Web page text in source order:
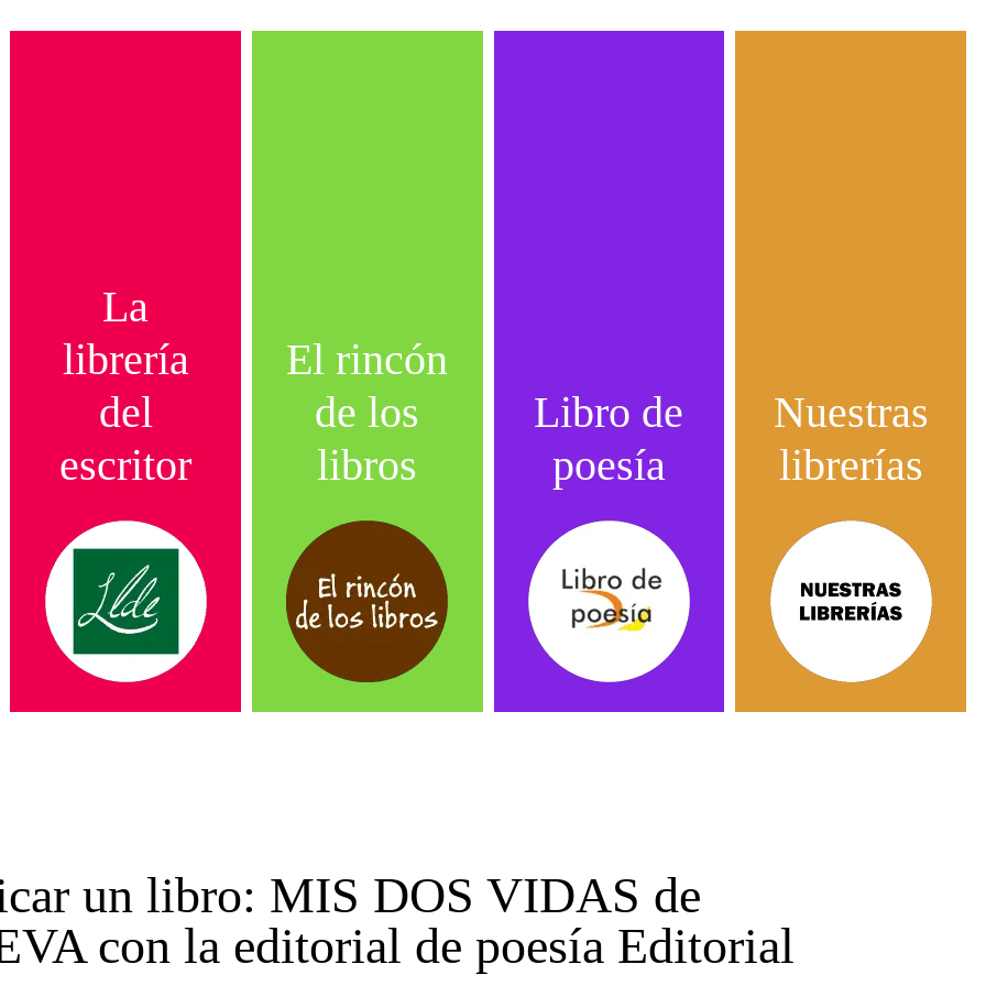
La
librería
del
escritor
El rincón
de los
libros
Libro de
poesía
Nuestras
librerías
un libro: MIS DOS VIDAS de
con la editorial de poesía Editorial